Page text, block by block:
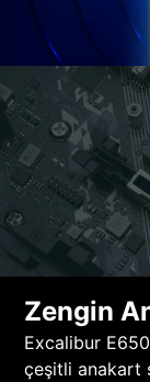
Zengin
Excalibur
çeşitli anakart